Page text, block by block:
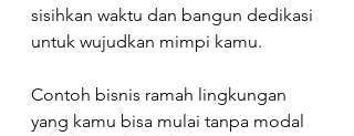
sisihkan waktu dan bangun dedikasi
untuk wujudkan mimpi kamu.
Contoh bisnis ramah lingkungan
yang kamu bisa mulai tanpa modal